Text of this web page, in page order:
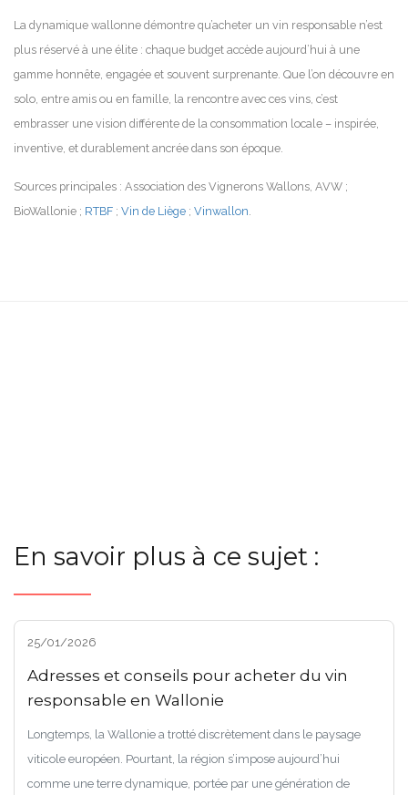
La dynamique wallonne démontre qu’acheter un vin responsable n’est
plus réservé à une élite : chaque budget accède aujourd’hui à une
gamme honnête, engagée et souvent surprenante. Que l’on découvre en
solo, entre amis ou en famille, la rencontre avec ces vins, c’est
embrasser une vision différente de la consommation locale – inspirée,
inventive, et durablement ancrée dans son époque.
Sources principales : Association des Vignerons Wallons, AVW ;
BioWallonie ; RTBF ; Vin de Liège ; Vinwallon
En savoir plus à ce sujet :
25/01/2026
Adresses et conseils pour acheter du vin
responsable en Wallonie
Longtemps, la Wallonie a trotté discrètement dans le paysage
viticole européen. Pourtant, la région s’impose aujourd’hui
comme une terre dynamique, portée par une génération de